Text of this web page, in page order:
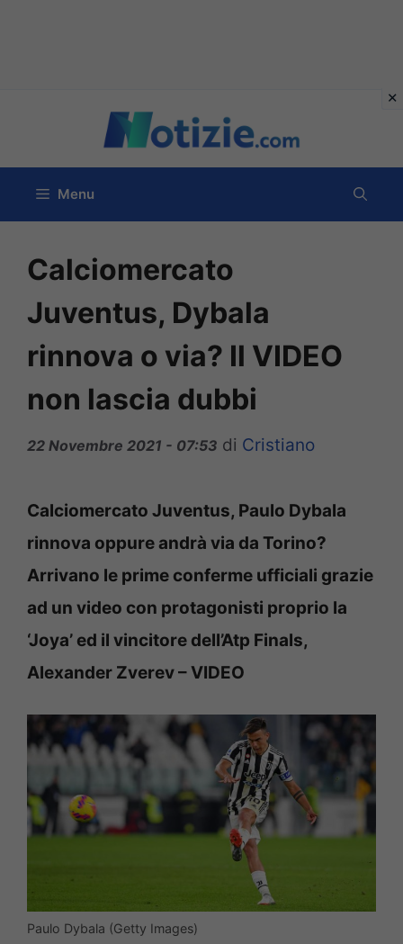
contenuto
Menu
Calciomercato
Juventus, Dybala
rinnova o via? Il VIDEO
non lascia dubbi
22 Novembre 2021 - 07:53 di Cristiano
Calciomercato Juventus, Paulo Dybala
rinnova oppure andrà via da Torino?
Arrivano le prime conferme ufficiali grazie
ad un video con protagonisti proprio la
‘Joya’ ed il vincitore dell’Atp Finals,
Alexander Zverev – VIDEO
Paulo Dybala (Getty Images)